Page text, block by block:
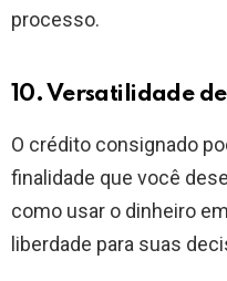
processo.
10. Versatilidade
O crédito consignado
finalidade que você
como usar o dinheiro
liberdade para suas